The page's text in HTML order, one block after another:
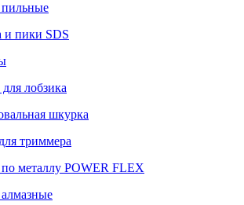
и пики SDS
лобзика
шкурка
триммера
металлу POWER FLEX